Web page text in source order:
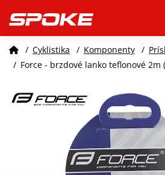
/ Cyklistika / Komponenty /
/ Force - brzdové lanko teflonové 2m